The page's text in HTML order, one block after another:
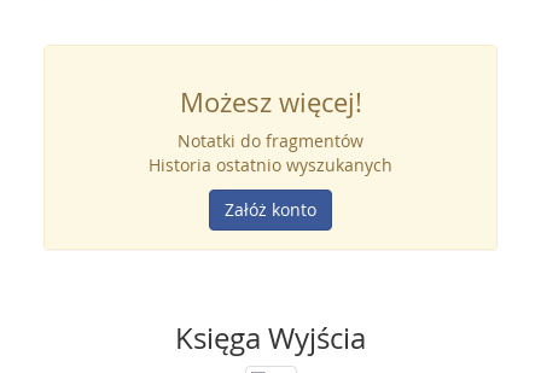
Możesz więcej!
Notatki do fragmentów
Historia ostatnio wyszukanych
Załóż konto
Księga Wyjścia